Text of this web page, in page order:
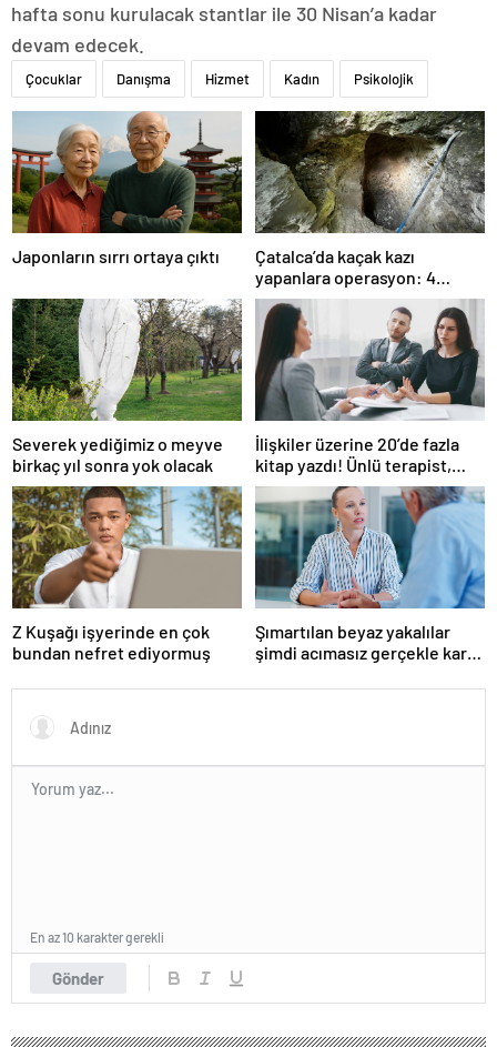
hafta sonu kurulacak stantlar ile 30 Nisan’a kadar
devam edecek.
Çocuklar Danışma Hizmet Kadın Psikolojik
Japonların sırrı ortaya çıktı
Çatalca’da kaçak kazı
yapanlara operasyon: 4
gözaltı
Severek yediğimiz o meyve
birkaç yıl sonra yok olacak
İlişkiler üzerine 20’de fazla
kitap yazdı! Ünlü terapist,
boşanmaların gerçek
suçlularını açıklıyor
Z Kuşağı işyerinde en çok
bundan nefret ediyormuş
Şımartılan beyaz yakalılar
şimdi acımasız gerçekle karşı
Gönder
En az 10 karakter gerekli